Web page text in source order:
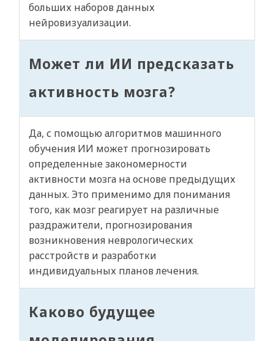
больших наборов данных
нейровизуализации.
Может ли ИИ предсказать
активность мозга?
Да, с помощью алгоритмов машинного
обучения ИИ может прогнозировать
определенные закономерности
активности мозга на основе предыдущих
данных. Это применимо для понимания
того, как мозг реагирует на различные
раздражители, прогнозирования
возникновения неврологических
расстройств и разработки
индивидуальных планов лечения.
Каково будущее